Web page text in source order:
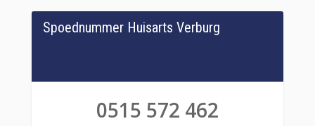
Spoednummer Huisarts Verburg
0515 572 462